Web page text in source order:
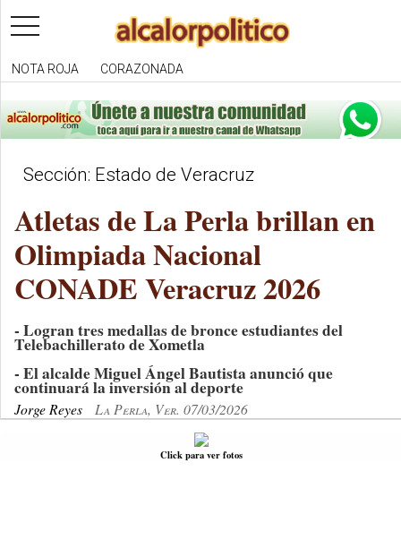
toggle
navigation
NOTA ROJA CORAZONADA
Sección: Estado de Veracruz
Atletas de La Perla brillan en
Olimpiada Nacional
CONADE Veracruz 2026
- Logran tres medallas de bronce estudiantes del
Telebachillerato de Xometla
- El alcalde Miguel Ángel Bautista anunció que
continuará la inversión al deporte
Jorge Reyes La Perla, Ver. 07/03/2026
Click para ver fotos